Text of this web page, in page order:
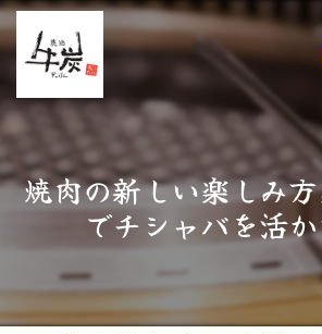
焼肉の新しい楽しみ
でチシャバを活